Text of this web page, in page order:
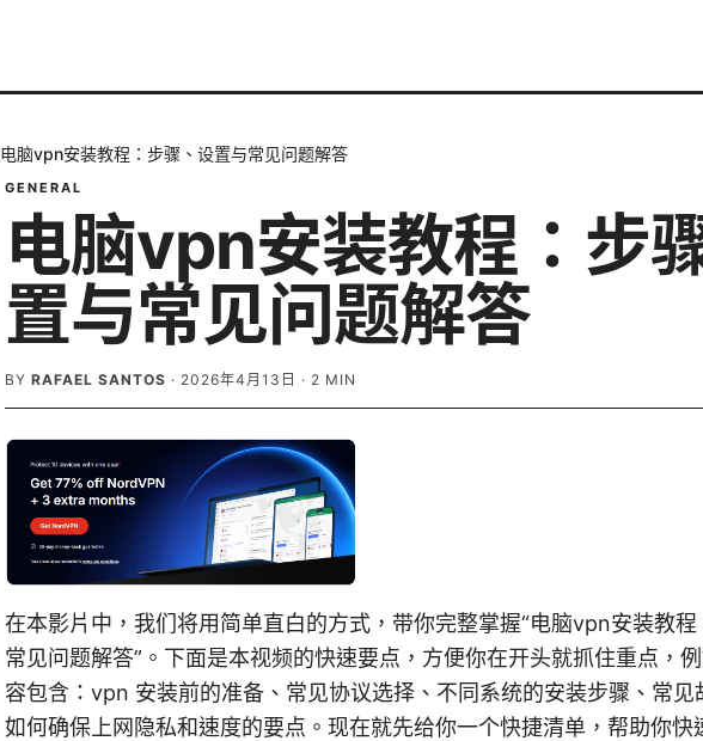
电脑vpn安装教程：步骤、设置与常见问题解答
GENERAL
电脑vpn安装教程：步
置与常见问题解答
BY RAFAEL SANTOS · 2026年4月13日 · 2 MIN
在本影片中，我们将用简单直白的方式，带你完整掌握“电脑vpn安装教程
常见问题解答”。下面是本视频的快速要点，方便你在开头就抓住重点，
容包含：vpn 安装前的准备、常见协议选择、不同系统的安装步骤、常见
如何确保上网隐私和速度的要点。现在就先给你一个快捷清单，帮助你快